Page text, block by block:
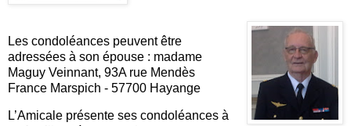
Les condoléances peuvent être
adressées à son épouse : madame
Maguy Veinnant, 93A rue Mendès
France Marspich - 57700 Hayange
L’Amicale présente ses condoléances à